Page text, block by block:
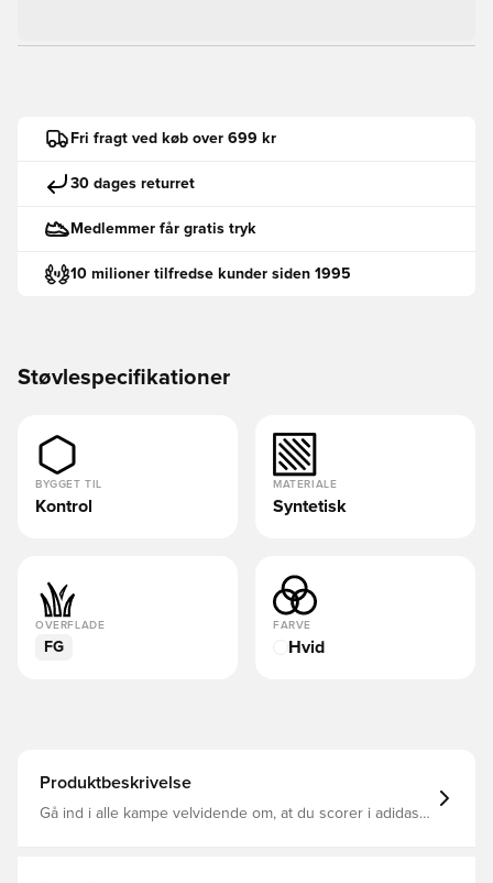
Fri fragt ved køb over 699 kr
30 dages returret
Medlemmer får gratis tryk
10 milioner tilfredse kunder siden 1995
Støvlespecifikationer
BYGGET TIL
Kontrol
MATERIALE
Syntetisk
OVERFLADE
FG
FARVE
Hvid
Produktbeskrivelse
Gå ind i alle kampe velvidende om, at du scorer i adidas